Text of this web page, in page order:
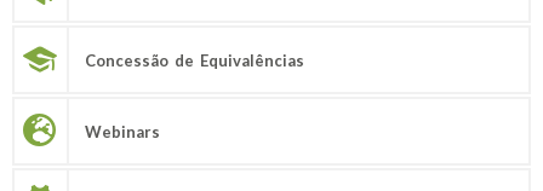
Concessão de Equivalências
Webinars